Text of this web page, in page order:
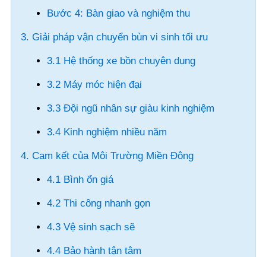
Bước 4: Bàn giao và nghiệm thu
3. Giải pháp vận chuyển bùn vi sinh tối ưu
3.1 Hệ thống xe bồn chuyên dụng
3.2 Máy móc hiện đại
3.3 Đội ngũ nhân sự giàu kinh nghiệm
3.4 Kinh nghiệm nhiều năm
4. Cam kết của Môi Trường Miền Đông
4.1 Bình ổn giá
4.2 Thi công nhanh gọn
4.3 Vệ sinh sạch sẽ
4.4 Bảo hành tận tâm